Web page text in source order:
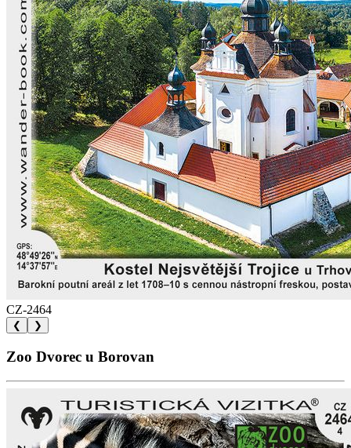
CZ-2464
❮ ❯
Zoo Dvorec u Borovan